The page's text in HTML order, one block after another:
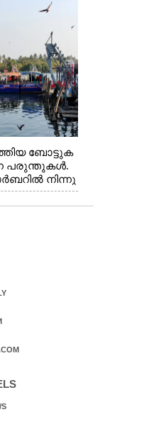
ബോട്ടുക
പരുന്തുകൾ.
നിന്നു